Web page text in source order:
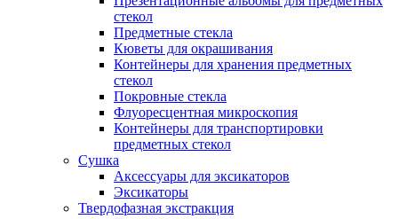
стекол
Предметные стекла
Кюветы для окрашивания
Контейнеры для хранения предметных
стекол
Покровные стекла
Флуоресцентная микроскопия
Контейнеры для транспортировки
предметных стекол
Сушка
Аксессуары для эксикаторов
Эксикаторы
Твердофазная экстракция